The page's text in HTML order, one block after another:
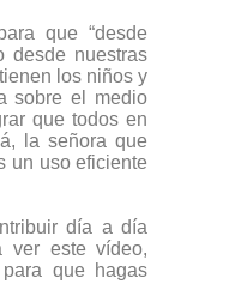
que “desde
desde nuestras
los niños y
sobre el medio
que todos en
la señora que
un uso eficiente
día a día
ver este vídeo,
que hagas